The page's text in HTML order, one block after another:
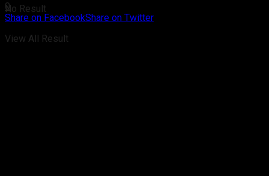
No Result
View All Result
0
Share on FacebookShare on Twitter